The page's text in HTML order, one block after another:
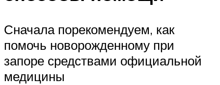
Сначала порекомендуем, как
помочь новорожденному при
запоре средствами официальной
медицины